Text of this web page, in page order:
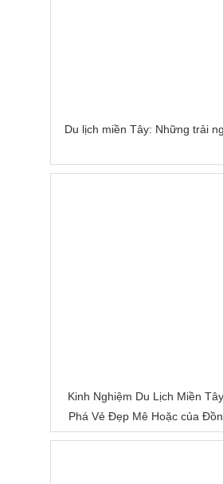
Du lịch miền Tây: Những trải
Kinh Nghiệm Du Lịch Miền
Phá Vẻ Đẹp Mê Hoặc của
Nước